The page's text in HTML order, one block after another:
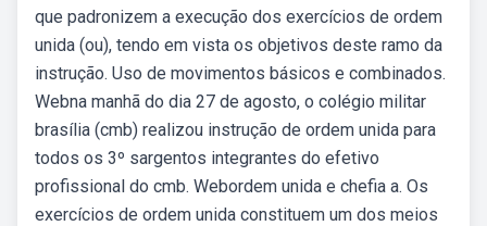
que padronizem a execução dos exercícios de ordem
unida (ou), tendo em vista os objetivos deste ramo da
instrução. Uso de movimentos básicos e combinados.
Webna manhã do dia 27 de agosto, o colégio militar
brasília (cmb) realizou instrução de ordem unida para
todos os 3º sargentos integrantes do efetivo
profissional do cmb. Webordem unida e chefia a. Os
exercícios de ordem unida constituem um dos meios